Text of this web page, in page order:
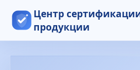
Центр
продукции